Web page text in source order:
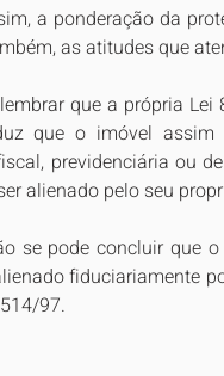
a ponderação da
as atitudes que
que a própria
que o imóvel assim
previdenciária ou
alienado pelo seu
se pode concluir que
fiduciariamente
97.